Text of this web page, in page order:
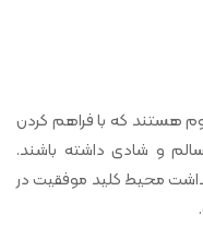
هستند که با فراهم کردن
و شادی داشته باشند.
محیط کلید موفقیت در